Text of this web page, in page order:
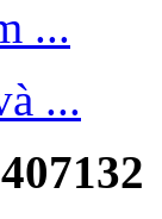
...
...